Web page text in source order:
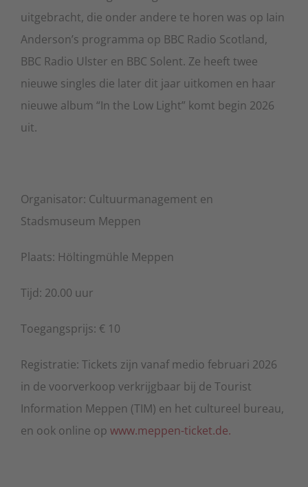
uitgebracht, die onder andere te horen was op Iain
Anderson’s programma op BBC Radio Scotland,
BBC Radio Ulster en BBC Solent. Ze heeft twee
nieuwe singles die later dit jaar uitkomen en haar
nieuwe album “In the Low Light” komt begin 2026
uit.
Organisator: Cultuurmanagement en
Stadsmuseum Meppen
Plaats: Höltingmühle Meppen
Tijd: 20.00 uur
Toegangsprijs: € 10
Registratie: Tickets zijn vanaf medio februari 2026
in de voorverkoop verkrijgbaar bij de Tourist
Information Meppen (TIM) en het cultureel bureau,
en ook online op www.meppen-ticket.de.